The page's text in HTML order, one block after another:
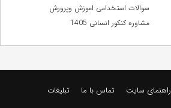
سوالات استخدامی اموزش وپرورش
مشاوره کنکور انسانی 1405
راهنمای سایت تماس با ما تبلیغات